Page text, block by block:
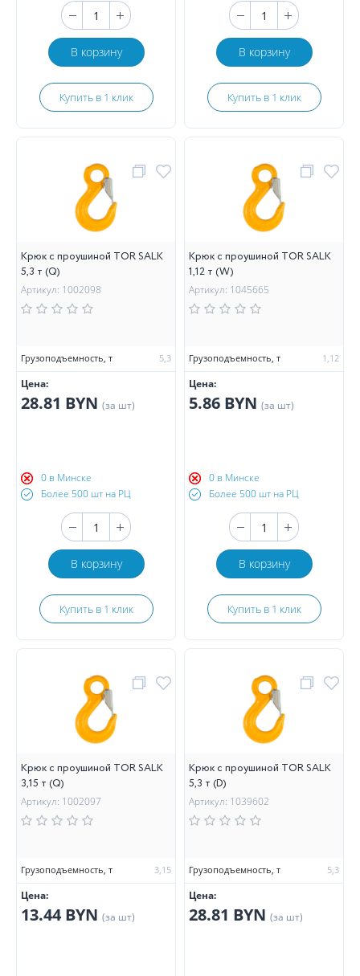
В корзину
Купить в 1 клик
В корзину
Купить в 1 клик
Крюк с проушиной TOR SALK
5,3 т (Q)
Артикул: 1002098
Грузоподъемность, т 5,3
Цена:
28.81 BYN (за шт)
0 в Минске
Более 500 шт на РЦ
В корзину
Купить в 1 клик
Крюк с проушиной TOR SALK
1,12 т (W)
Артикул: 1045665
Грузоподъемность, т 1,12
Цена:
5.86 BYN (за шт)
0 в Минске
Более 500 шт на РЦ
В корзину
Купить в 1 клик
Крюк с проушиной TOR SALK
3,15 т (Q)
Артикул: 1002097
Грузоподъемность, т 3,15
Цена:
13.44 BYN (за шт)
Крюк с проушиной TOR SALK
5,3 т (D)
Артикул: 1039602
Грузоподъемность, т 5,3
Цена:
28.81 BYN (за шт)